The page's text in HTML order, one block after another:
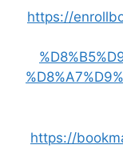
https://
https://